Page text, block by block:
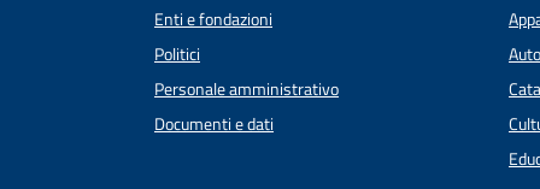
Enti e fondazioni
Politici
Personale amministrativo
Documenti e dati